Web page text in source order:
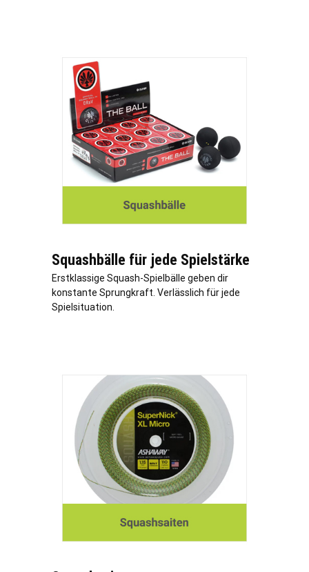
Squashbälle für jede Spielstärke
Erstklassige Squash-Spielbälle geben dir
konstante Sprungkraft. Verlässlich für jede
Spielsituation.